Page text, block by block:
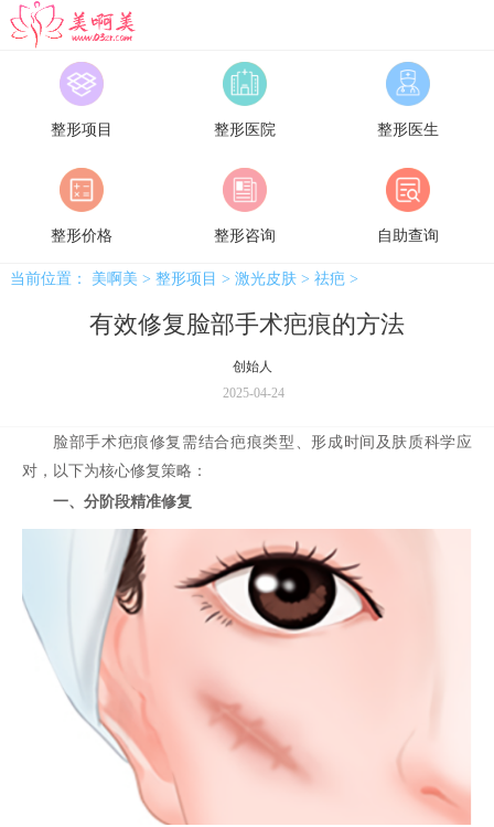
美啊美
整形项目 整形医院 整形医生
整形价格 整形咨询 自助查询
当前位置： 美啊美 > 整形项目 > 激光皮肤> 祛疤>
有效修复脸部手术疤痕的方法
创始人
2025-04-24
脸部手术疤痕修复需结合疤痕类型、形成时间及肤质科学应
对，以下为核心修复策略：
一、分阶段精准修复